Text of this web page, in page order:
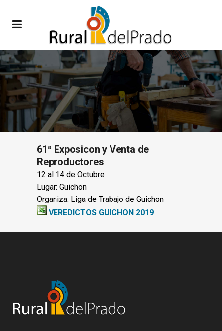
61ª Exposicon y Venta de
Reproductores
12 al 14 de Octubre
Lugar: Guichon
Organiza: Liga de Trabajo de Guichon
VEREDICTOS GUICHON 2019